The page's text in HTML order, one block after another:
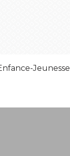
Jeunesse